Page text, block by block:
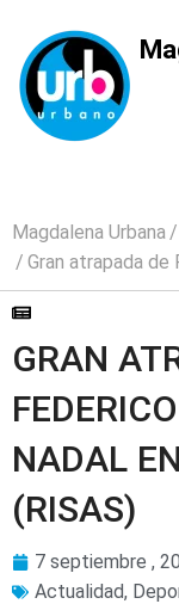
Magdalena Urbana
Gran atrapada de
GRAN
NADAL
(RISAS)
7 septiembre ,
Actualidad,